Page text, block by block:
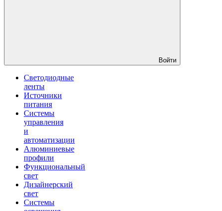
Войти
Светодиодные
ленты
Источники
питания
Системы
управления
и
автоматизации
Алюминиевые
профили
Функциональный
свет
Дизайнерский
свет
Системы